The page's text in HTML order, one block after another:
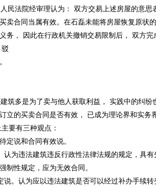
民法院经审理认为： 双方交易上述房屋的意思
卖合同当属有效。在石磊未能将房屋恢复原状
务， 因此在行政机关撤销交易限制后， 双方
筑多是为了卖与他人获取利益， 实践中的纠纷
立的买卖合同是否有效， 已成为理论界和实务
要有三种观点：
定说和合同有效说。
为违法建筑违反行政性法律法规的规定，具
制性规定，应为无效合同。
。认为应以违法建筑是否可以经过补办手续